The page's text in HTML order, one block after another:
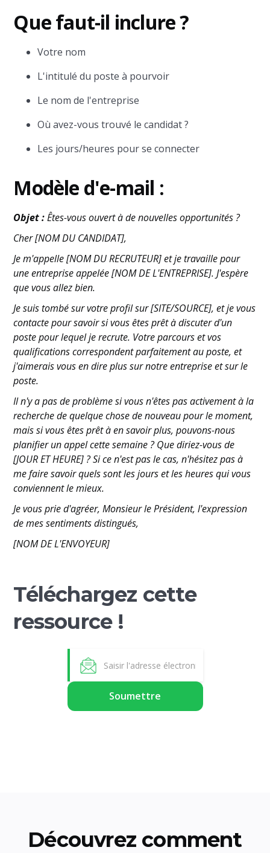
Que faut-il inclure ?
Votre nom
L'intitulé du poste à pourvoir
Le nom de l'entreprise
Où avez-vous trouvé le candidat ?
Les jours/heures pour se connecter
Modèle d'e-mail :
Objet :Êtes-vous ouvert à de nouvelles opportunités ?
Cher [NOM DU CANDIDAT],
Je m'appelle [NOM DU RECRUTEUR] et je travaille pour
une entreprise appelée [NOM DE L'ENTREPRISE]. J'espère
que vous allez bien.
Je suis tombé sur votre profil sur [SITE/SOURCE], et je vous
contacte pour savoir si vous êtes prêt à discuter d'un
poste pour lequel je recrute. Votre parcours et vos
qualifications correspondent parfaitement au poste, et
j'aimerais vous en dire plus sur notre entreprise et sur le
poste.
Il n'y a pas de problème si vous n'êtes pas activement à la
recherche de quelque chose de nouveau pour le moment,
mais si vous êtes prêt à en savoir plus, pouvons-nous
planifier un appel cette semaine ? Que diriez-vous de
[JOUR ET HEURE] ? Si ce n'est pas le cas, n'hésitez pas à
me faire savoir quels sont les jours et les heures qui vous
conviennent le mieux.
Je vous prie d'agréer, Monsieur le Président, l'expression
de mes sentiments distingués,
[NOM DE L'ENVOYEUR]
Téléchargez cette
ressource !
Découvrez comment